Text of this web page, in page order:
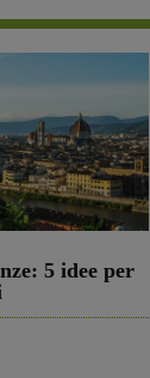
5 idee per